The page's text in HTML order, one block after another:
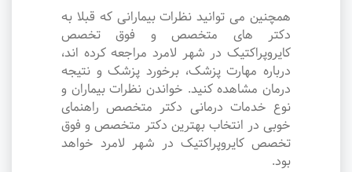
همچنین می توانید نظرات بیمارانی که قبلا به
دکتر های متخصص و فوق تخصص
کایروپراکتیک در شهر لامرد مراجعه کرده اند،
درباره مهارت پزشک، برخورد پزشک و نتیجه
درمان مشاهده کنید. خواندن نظرات بیماران و
نوع خدمات درمانی دکتر متخصص راهنمای
خوبی در انتخاب بهترین دکتر متخصص و فوق
تخصص کایروپراکتیک در شهر لامرد خواهد
بود.